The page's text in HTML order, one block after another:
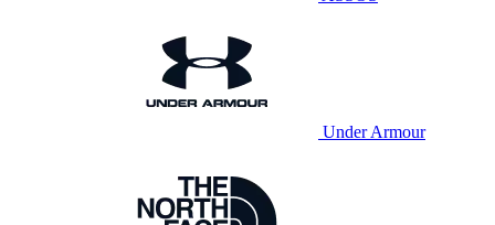
Under Armour